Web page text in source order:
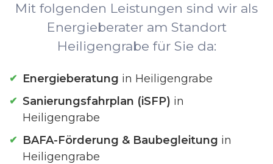
Mit folgenden Leistungen sind wir als
Energieberater am Standort
Heiligengrabe für Sie da:
Energieberatung in Heiligengrabe
Sanierungsfahrplan (iSFP) in
Heiligengrabe
BAFA-Förderung & Baubegleitung in
Heiligengrabe